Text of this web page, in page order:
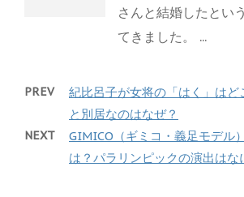
さんと結婚したとい
てきました。 ...
PREV
紀比呂子が女将の「はく」はど
と別居なのはなぜ？
NEXT
GIMICO（ギミコ・義足モデル
は？パラリンピックの演出はな